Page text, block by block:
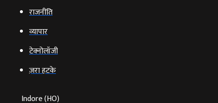
राजनीति
व्‍यापार
टेक्‍नोलॉजी
ज़रा हटके
Indore (HO)